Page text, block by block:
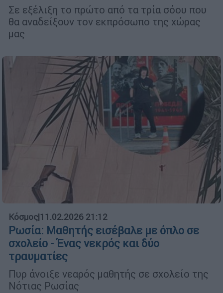
Σε εξέλιξη το πρώτο από τα τρία σόου που
θα αναδείξουν τον εκπρόσωπο της χώρας
μας
Κόσμος|11.02.2026 21:12
Ρωσία: Μαθητής εισέβαλε με όπλο σε
σχολείο - Ένας νεκρός και δύο
τραυματίες
Πυρ άνοιξε νεαρός μαθητής σε σχολείο της
Νότιας Ρωσίας